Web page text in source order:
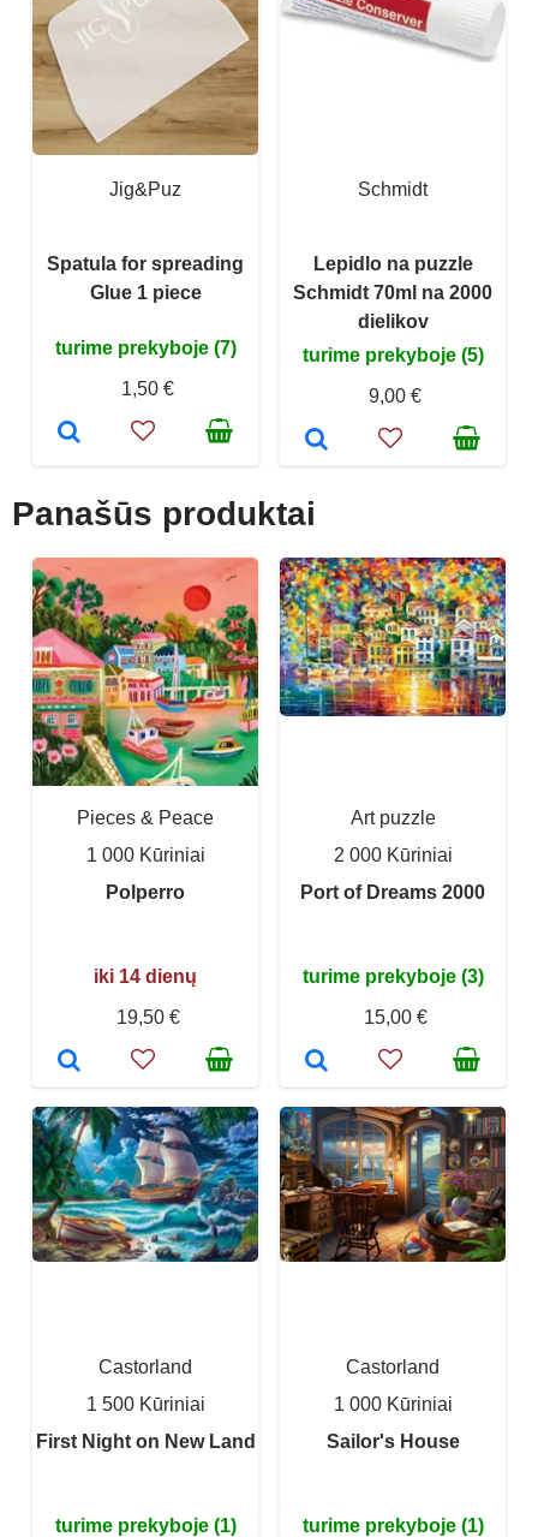
Jig&Puz
Spatula for spreading
Glue 1 piece
turime prekyboje (7)
1,50 €
Schmidt
Lepidlo na puzzle
Schmidt 70ml na 2000
dielikov
turime prekyboje (5)
9,00 €
Panašūs produktai
Pieces & Peace
1 000 Kūriniai
Polperro
iki 14 dienų
19,50 €
Art puzzle
2 000 Kūriniai
Port of Dreams 2000
turime prekyboje (3)
15,00 €
Castorland
1 500 Kūriniai
First Night on New Land
turime prekyboje (1)
Castorland
1 000 Kūriniai
Sailor's House
turime prekyboje (1)